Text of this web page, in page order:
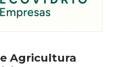
Agricultura